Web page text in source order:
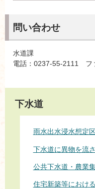
問い合わせ
水道課
電話：0237-55-2111 フ
下水道
雨水出水浸水想定
下水道に異物を流
公共下水道・農業
住宅新築等におけ